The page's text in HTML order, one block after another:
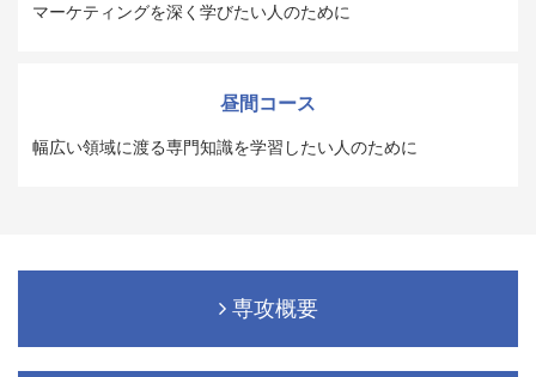
マーケティングを深く学びたい人のために
昼間コース
幅広い領域に渡る専門知識を学習したい人のために
専攻概要